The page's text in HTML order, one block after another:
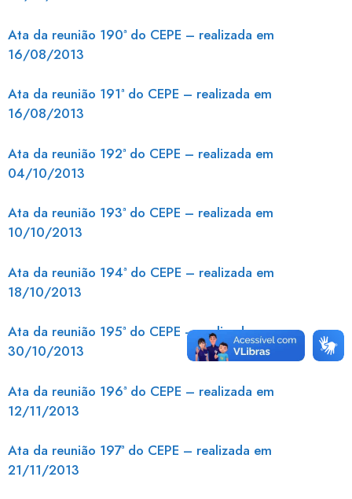
Ata da reunião 190ª do CEPE – realizada em
16/08/2013
Ata da reunião 191ª do CEPE – realizada em
16/08/2013
Ata da reunião 192ª do CEPE – realizada em
04/10/2013
Ata da reunião 193ª do CEPE – realizada em
10/10/2013
Ata da reunião 194ª do CEPE – realizada em
18/10/2013
Ata da reunião 195ª do CEPE – realizada em
30/10/2013
Ata da reunião 196ª do CEPE – realizada em
12/11/2013
Ata da reunião 197ª do CEPE – realizada em
21/11/2013